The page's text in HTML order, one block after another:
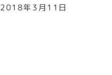
2018年3月11日